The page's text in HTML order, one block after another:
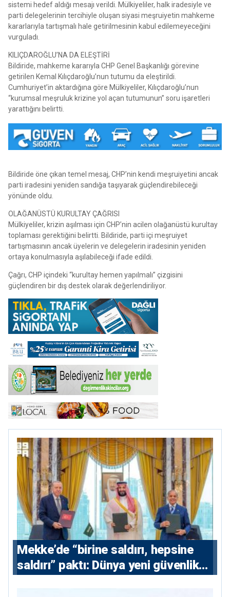
sistemi hedef aldığı mesajı verildi. Mülkiyeliler, halk iradesiyle ve
parti delegelerinin tercihiyle oluşan siyasi meşruiyetin mahkeme
kararlarıyla tartışmalı hale getirilmesinin kabul edilemeyeceğini
vurguladı.
KILIÇDAROĞLU’NA DA ELEŞTİRİ
Bildiride, mahkeme kararıyla CHP Genel Başkanlığı görevine
getirilen Kemal Kılıçdaroğlu’nun tutumu da eleştirildi.
Cumhuriyet’in aktardığına göre Mülkiyeliler, Kılıçdaroğlu’nun
“kurumsal meşruluk krizine yol açan tutumunun” soru işaretleri
yarattığını belirtti.
Bildiride öne çıkan temel mesaj, CHP’nin kendi meşruiyetini ancak
parti iradesini yeniden sandığa taşıyarak güçlendirebileceği
yönünde oldu.
OLAĞANÜSTÜ KURULTAY ÇAĞRISI
Mülkiyeliler, krizin aşılması için CHP’nin acilen olağanüstü kurultay
toplaması gerektiğini belirtti. Bildiride, parti içi meşruiyet
tartışmasının ancak üyelerin ve delegelerin iradesinin yeniden
ortaya konulmasıyla aşılabileceği ifade edildi.
Çağrı, CHP içindeki “kurultay hemen yapılmalı” çizgisini
güçlendiren bir dış destek olarak değerlendiriliyor.
Mekke’de “birine saldırı, hepsine
saldırı” paktı: Dünya yeni güvenlik